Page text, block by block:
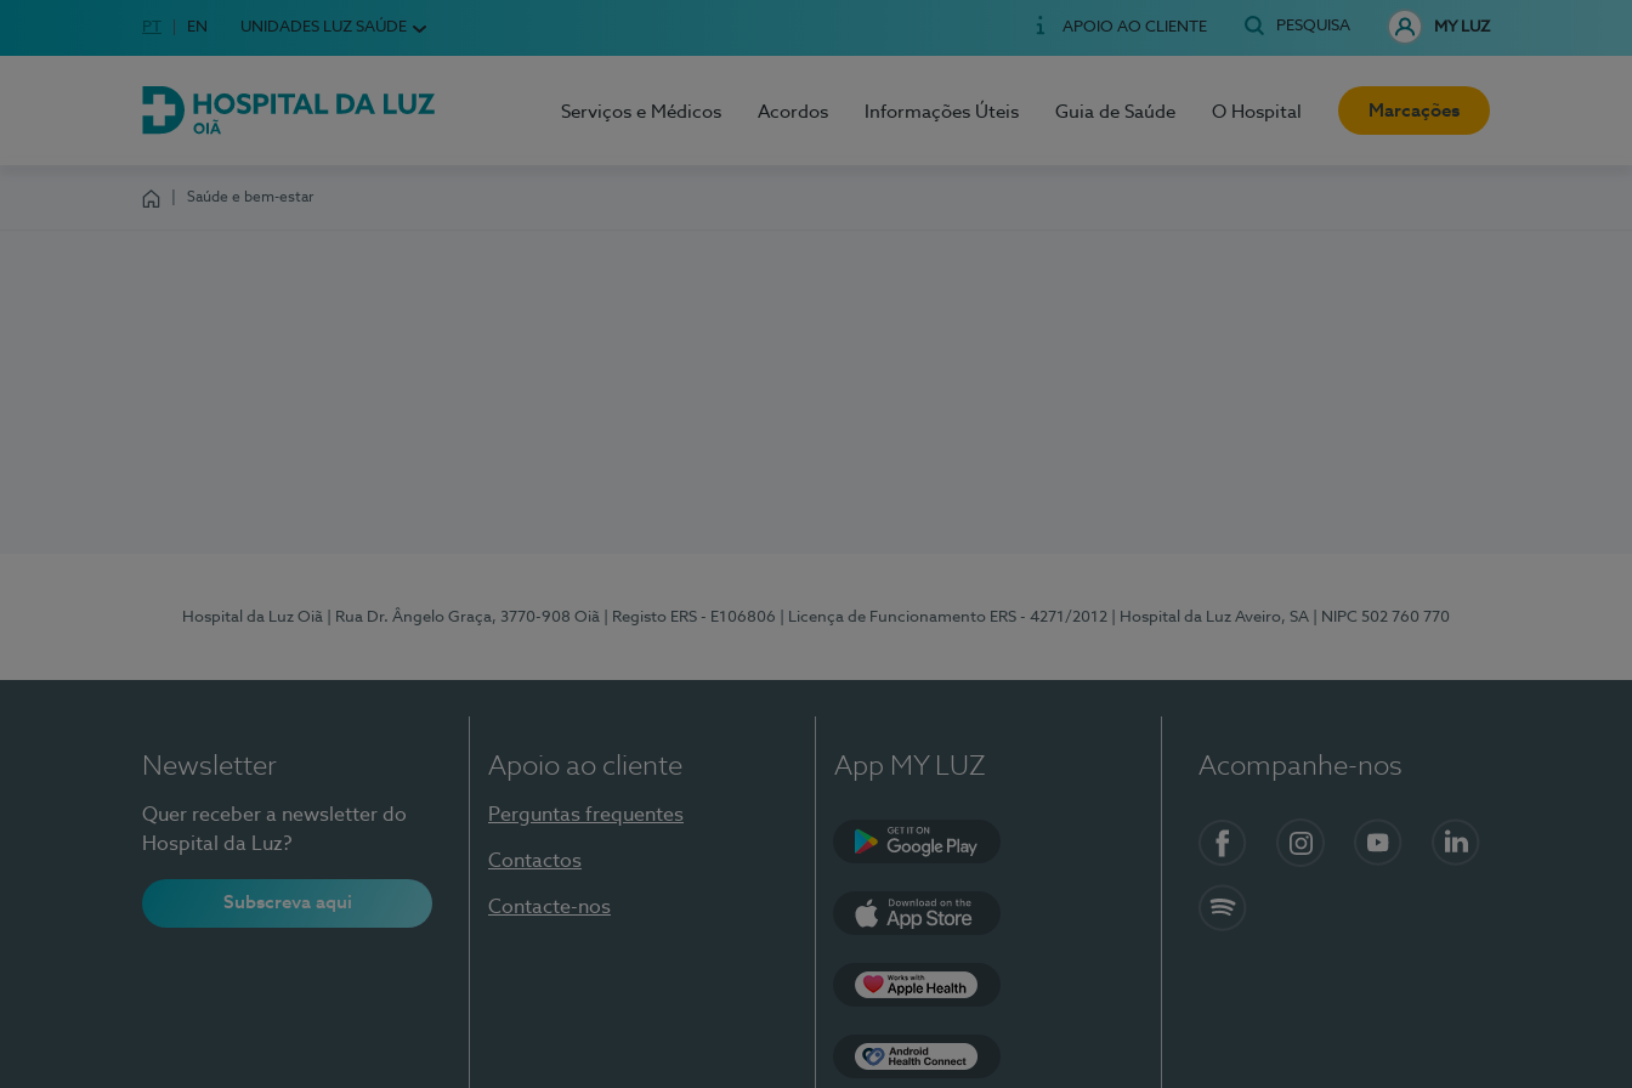
Escolha o seu idioma
Idioma em Português
PT English Language
EN UNIDADES LUZ SAÚDE APOIO AO CLIENTE PESQUISA MY LUZ
Hospital da Luz Oiã
Serviços e Médicos Acordos Informações Úteis Guia de Saúde O Hospital Marcações
Saúde e bem-estar
Hospital da Luz Oiã | Rua Dr. Ângelo Graça, 3770-908 Oiã | Registo ERS - E106806 | Licença de Funcionamento ERS - 4271/2012 | Hospital da Luz Aveiro, SA | NIPC 502 760 770
Newsletter
Quer receber a newsletter do
Hospital da Luz?
Subscreva aqui
Apoio ao cliente
Perguntas frequentes
Contactos
Contacte-nos
App MY LUZ Acompanhe-nos